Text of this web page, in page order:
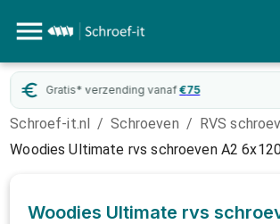
vanaf €75
Schroef-it.nl / Schroeven / RVS
Woodies Ultimate rvs schroeven A2
Woodies Ultimate rvs